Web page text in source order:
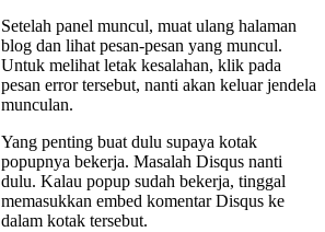
Setelah panel muncul, muat ulang halaman
blog dan lihat pesan-pesan yang muncul.
Untuk melihat letak kesalahan, klik pada
pesan error tersebut, nanti akan keluar jendela
munculan.
Yang penting buat dulu supaya kotak
popupnya bekerja. Masalah Disqus nanti
dulu. Kalau popup sudah bekerja, tinggal
memasukkan embed komentar Disqus ke
dalam kotak tersebut.